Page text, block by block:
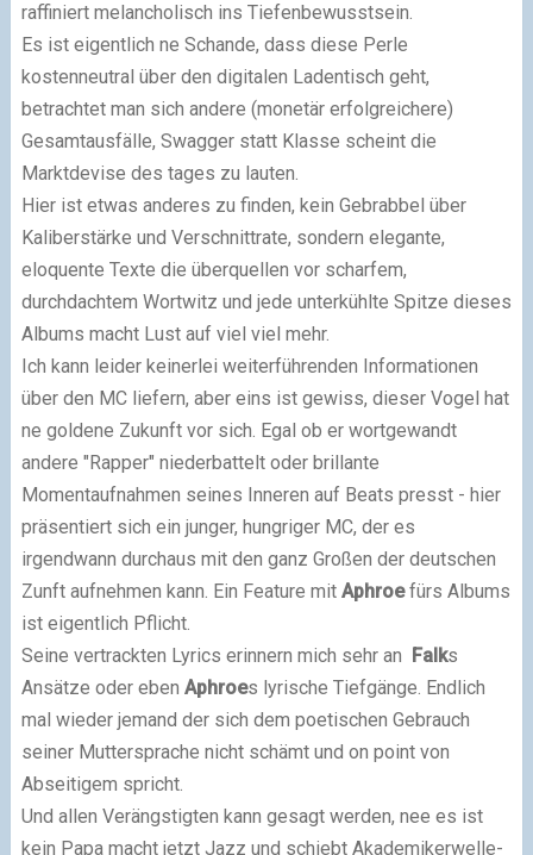
raffiniert melancholisch ins Tiefenbewusstsein.
Es ist eigentlich ne Schande, dass diese Perle
kostenneutral über den digitalen Ladentisch geht,
betrachtet man sich andere (monetär erfolgreichere)
Gesamtausfälle, Swagger statt Klasse scheint die
Marktdevise des tages zu lauten.
Hier ist etwas anderes zu finden, kein Gebrabbel über
Kaliberstärke und Verschnittrate, sondern elegante,
eloquente Texte die überquellen vor scharfem,
durchdachtem Wortwitz und jede unterkühlte Spitze dieses
Albums macht Lust auf viel viel mehr.
Ich kann leider keinerlei weiterführenden Informationen
über den MC liefern, aber eins ist gewiss, dieser Vogel hat
ne goldene Zukunft vor sich. Egal ob er wortgewandt
andere "Rapper" niederbattelt oder brillante
Momentaufnahmen seines Inneren auf Beats presst - hier
präsentiert sich ein junger, hungriger MC, der es
irgendwann durchaus mit den ganz Großen der deutschen
Zunft aufnehmen kann. Ein Feature mit Aphroefürs Albums
ist eigentlich Pflicht.
Seine vertrackten Lyrics erinnern mich sehr an Falks
Ansätze oder eben Aphroes lyrische Tiefgänge. Endlich
mal wieder jemand der sich dem poetischen Gebrauch
seiner Muttersprache nicht schämt und on point von
Abseitigem spricht.
Und allen Verängstigten kann gesagt werden, nee es ist
kein Papa macht jetzt Jazz und schiebt Akademikerwelle-